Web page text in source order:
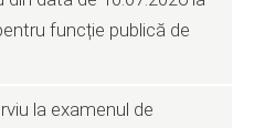
funcție publică de
la examenul de